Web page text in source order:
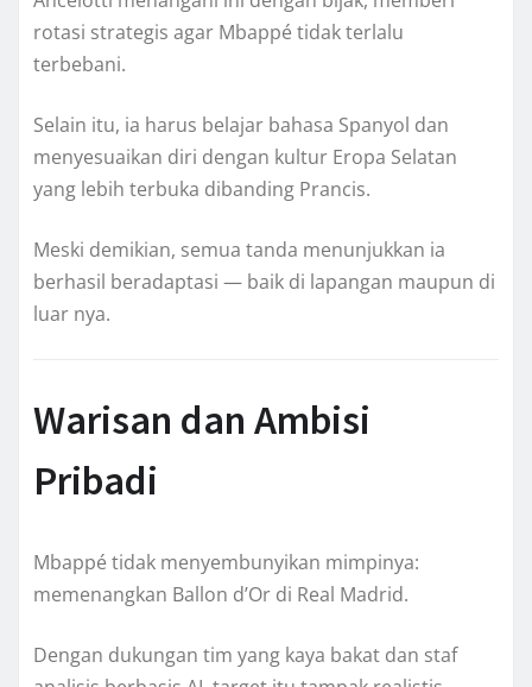
rotasi strategis agar Mbappé tidak terlalu
terbebani.
Selain itu, ia harus belajar bahasa Spanyol dan
menyesuaikan diri dengan kultur Eropa Selatan
yang lebih terbuka dibanding Prancis.
Meski demikian, semua tanda menunjukkan ia
berhasil beradaptasi — baik di lapangan maupun di
luar nya.
Warisan dan Ambisi
Pribadi
Mbappé tidak menyembunyikan mimpinya:
memenangkan Ballon d’Or di Real Madrid.
Dengan dukungan tim yang kaya bakat dan staf